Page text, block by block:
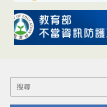
Search
for: